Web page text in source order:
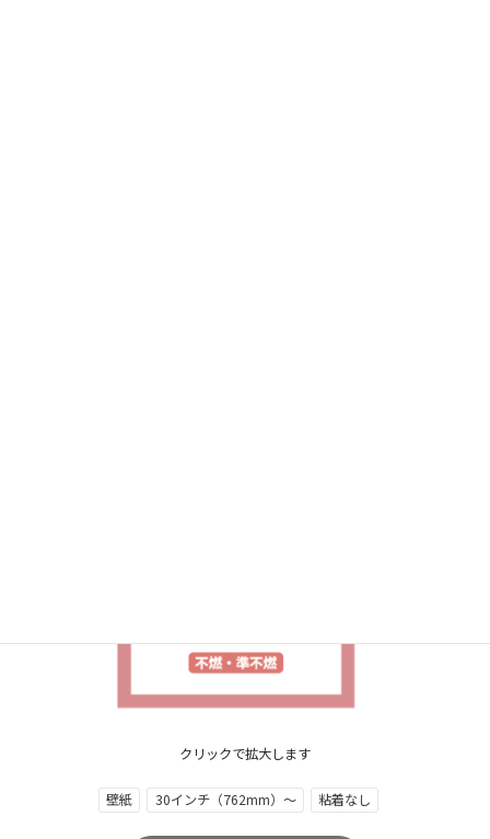
クリックで拡大します
壁紙 30インチ（762mm）～ 粘着なし